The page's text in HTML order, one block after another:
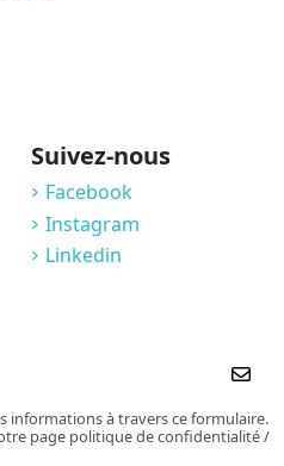
Suivez-nous
Facebook
Instagram
Linkedin
informations à travers ce formulaire.
page politique de confidentialité /